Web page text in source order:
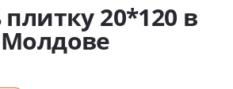
20*120 в
Молдове